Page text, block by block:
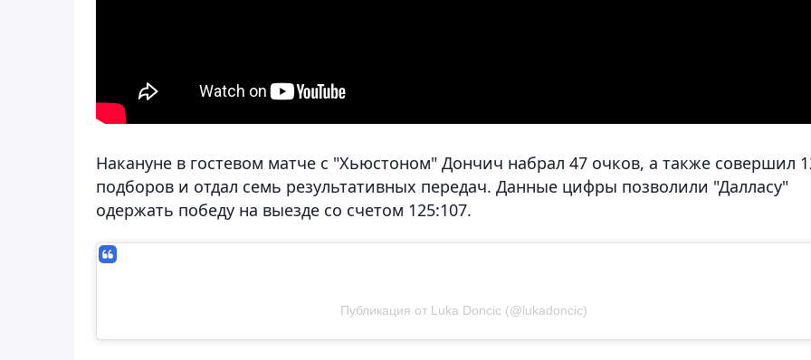
Накануне в гостевом матче с "Хьюстоном" Дончич набрал 47 очков, а также совершил
подборов и отдал семь результативных передач. Данные цифры позволили "Далласу"
одержать победу на выезде со счетом 125:107.
Публикация от Luka Doncic (@lukadoncic)